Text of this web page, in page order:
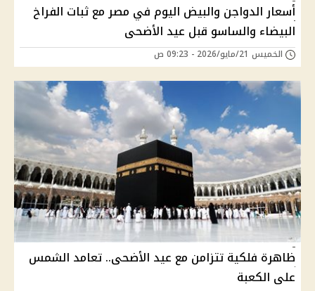
أسعار الدواجن والبيض اليوم في مصر مع ثبات الفراخ
البيضاء والساسو قبل عيد الأضحى
الخميس 21/مايو/2026 - 09:23 ص
ظاهرة فلكية تتزامن مع عيد الأضحى.. تعامد الشمس
على الكعبة